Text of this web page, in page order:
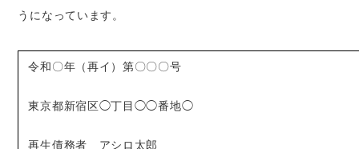
うになっています。
令和〇年（再イ）第〇〇〇号
東京都新宿区◯丁目◯◯番地◯
再生債務者 アシロ太郎